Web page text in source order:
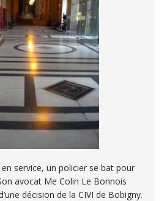
service, un policier se bat pour
avocat Me Colin Le Bonnois
décision de la CIVI de Bobigny.